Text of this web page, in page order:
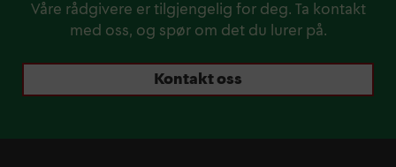
Våre rådgivere er tilgjengelig for deg. Ta kontakt
med oss, og spør om det du lurer på.
Kontakt oss